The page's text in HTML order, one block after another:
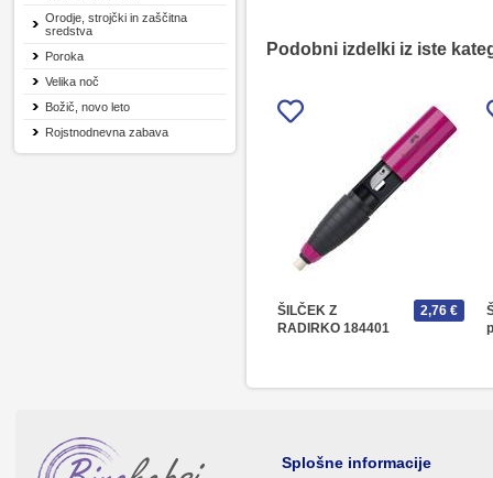
Orodje, strojčki in zaščitna
sredstva
Poroka
Velika noč
Božič, novo leto
Rojstnodnevna zabava
Podobni izdelki iz iste
ŠILČEK Z
RADIRKO 184401
2,76 €
Splošne informacije